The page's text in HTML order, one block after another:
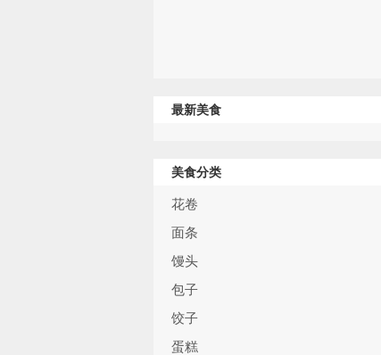
最新美食
美食分类
花卷
面条
馒头
包子
饺子
蛋糕